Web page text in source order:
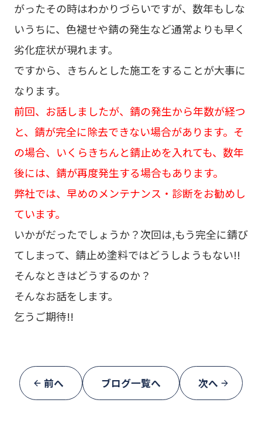
がったその時はわかりづらいですが、数年もしな
いうちに、色褪せや錆の発生など通常よりも早く
劣化症状が現れます。
ですから、きちんとした施工をすることが大事に
なります。
前回、お話しましたが、錆の発生から年数が経つ
と、錆が完全に除去できない場合があります。そ
の場合、いくらきちんと錆止めを入れても、数年
後には、錆が再度発生する場合もあります。
弊社では、早めのメンテナンス・診断をお勧めし
ています。
いかがだったでしょうか？次回は,もう完全に錆び
てしまって、錆止め塗料ではどうしようもない!!
そんなときはどうするのか？
そんなお話をします。
乞うご期待!!
前へ ブログ一覧へ 次へ